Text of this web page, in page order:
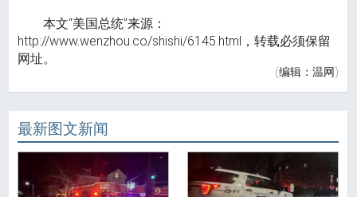
本文“美国总统”来源：
http://www.wenzhou.co/shishi/6145.html，转载必须保留
网址。
(编辑：温网)
最新图文新闻